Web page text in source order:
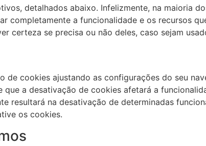
detalhados abaixo. Infelizmente, na maioria
completamente a funcionalidade e os recursos
certeza se precisa ou não deles, caso sejam
de cookies ajustando as configurações do seu
que a desativação de cookies afetará a
resultará na desativação de determinadas
os cookies.